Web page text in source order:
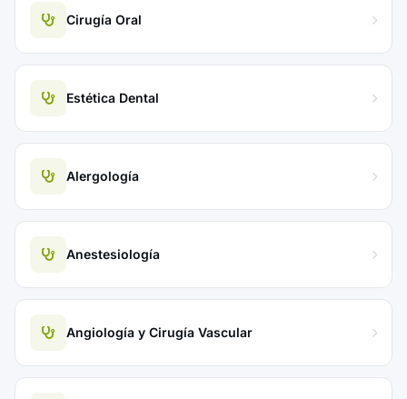
Cirugía Oral
Estética Dental
Alergología
Anestesiología
Angiología y Cirugía Vascular